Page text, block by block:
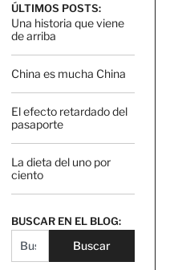
ÚLTIMOS POSTS:
Una historia que viene
de arriba
China es mucha China
El efecto retardado del
pasaporte
La dieta del uno por
ciento
BUSCAR EN EL BLOG:
Buscar